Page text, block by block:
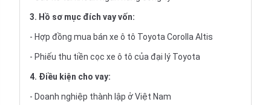
3. Hồ sơ mục đích vay vốn:
- Hợp đồng mua bán xe ô tô Toyota Corolla Altis
- Phiếu thu tiền cọc xe ô tô của đại lý Toyota
4. Điều kiện cho vay:
- Doanh nghiệp thành lập ở Việt Nam